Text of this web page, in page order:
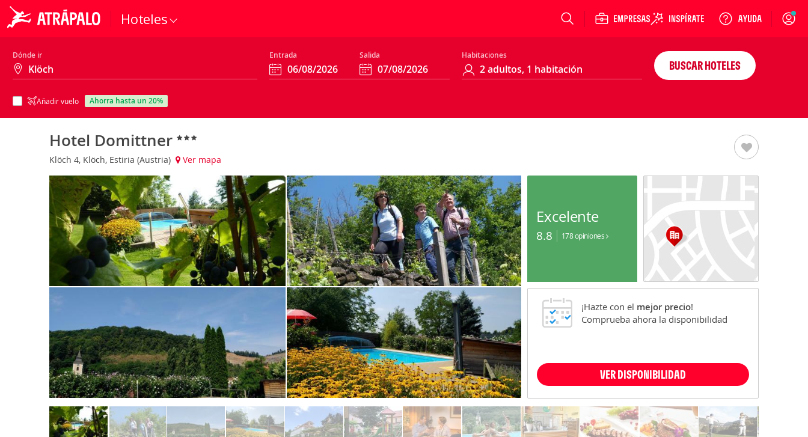
Hoteles Login
Dónde ir Entrada Salida Habitaciones
Añadir vuelo ahorra hasta un 20%
BUSCAR HOTELES
Hotel Domittner
Klöch 4, Klöch, Estiria (Austria) Ver mapa
Excelente
8.8 178 opiniones
¡Hazte con el mejor precio!
Comprueba ahora la disponibilidad
VER DISPONIBILIDAD